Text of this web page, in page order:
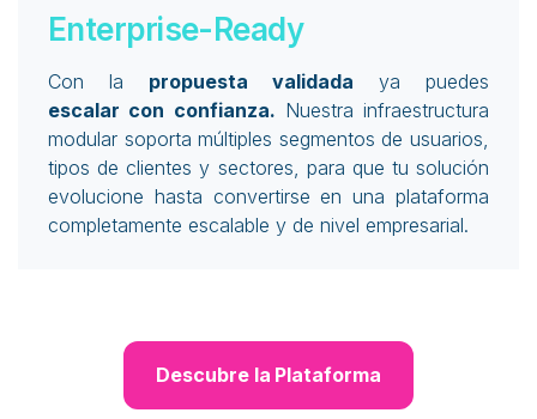
Enterprise-Ready
Con la propuesta validada ya puedes
escalar con confianza. Nuestra infraestructura
modular soporta múltiples segmentos de usuarios,
tipos de clientes y sectores, para que tu solución
evolucione hasta convertirse en una plataforma
completamente escalable y de nivel empresarial.
Descubre la Plataforma